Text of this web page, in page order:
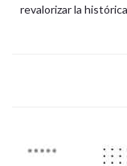
revalorizar la